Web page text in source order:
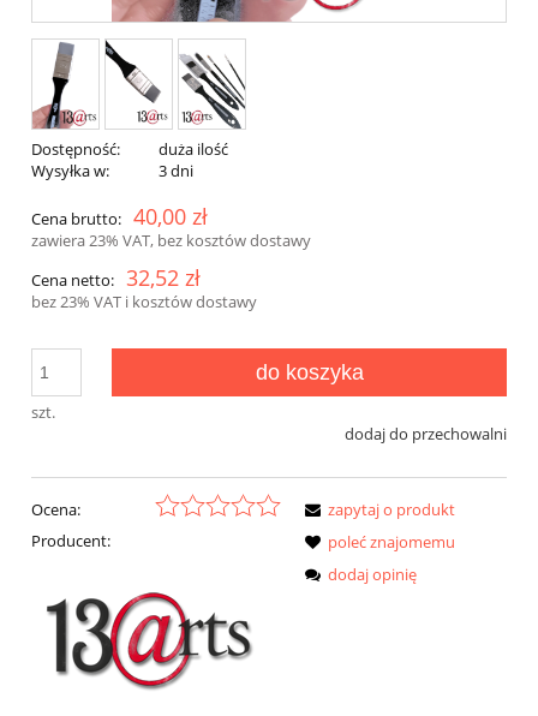
Dostępność:
duża ilość
Wysyłka w:
3 dni
Cena brutto: 40,00 zł
zawiera 23% VAT, bez kosztów dostawy
Cena netto: 32,52 zł
bez 23% VAT i kosztów dostawy
szt.
do koszyka
dodaj do przechowalni
Ocena:
Producent:
zapytaj o produkt
poleć znajomemu
dodaj opinię